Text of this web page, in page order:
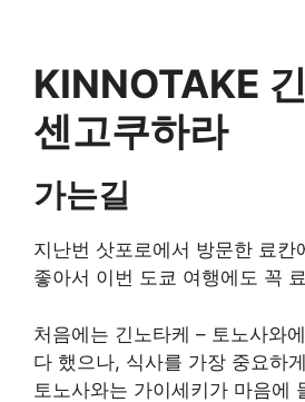
KINNOTAKE
센고쿠하라
가는길
지난번 삿포로에서 방문한 료칸
좋아서 이번 도쿄 여행에도 꼭
처음에는 긴노타케 – 토노사와
다 했으나, 식사를 가장 중요하
토노사와는 가이세키가 마음에